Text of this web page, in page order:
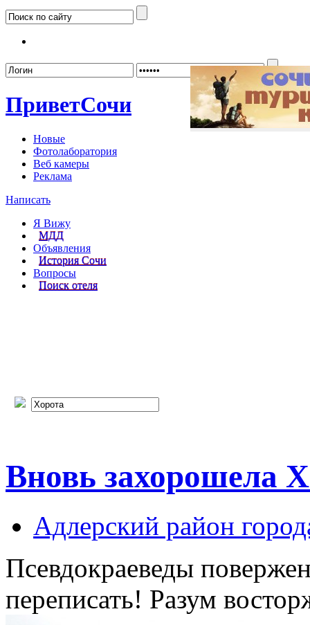
ПриветСочи
Новые
Фотолаборатория
Веб камеры
Реклама
Написать
Я Вижу
МДД
Объявления
История Сочи
Вопросы
Поиск отеля
Вновь захорошела
Адлерский район
Псевдокраеведы
переписать! Разум